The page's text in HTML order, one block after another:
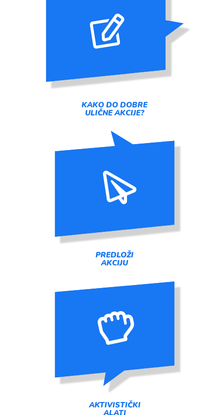
KAKO DO DOBRE
ULIČNE AKCIJE?
PREDLOŽI
AKCIJU
AKTIVISTIČKI